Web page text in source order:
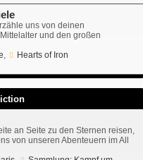
uns von deinen
und den großen
,
Hearts of Iron
an Seite zu den Sternen reisen,
von unseren Abenteuern im All